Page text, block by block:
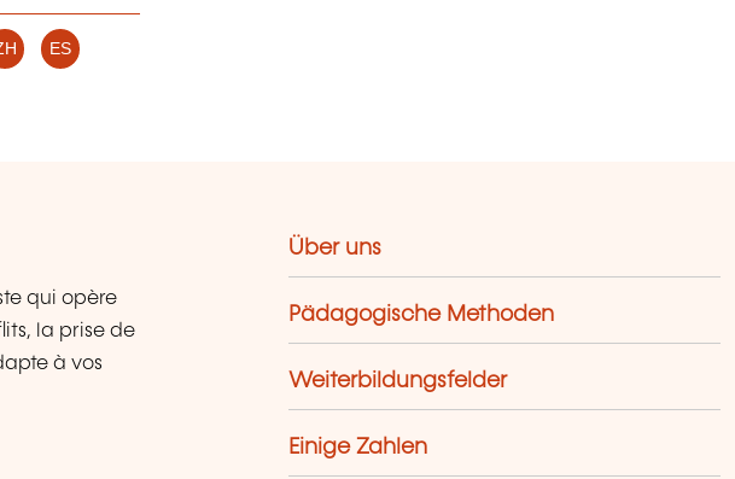
ES
qui opère
la prise de
à vos
Über uns
Pädagogische Methoden
Weiterbildungsfelder
Einige Zahlen